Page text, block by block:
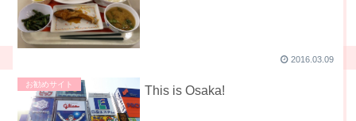
2016.03.09
お勧めサイト This is Osaka!